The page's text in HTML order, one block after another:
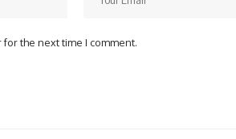
for the next time I comment.